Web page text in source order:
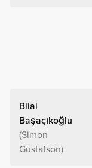
Bilal
Başaçıkoğlu
Simon
Gustafson